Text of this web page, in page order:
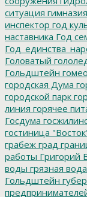
ситуация гимназия
инспектор год
наставника Год
Головатый
Гольдштейн
городская Дума
городской парк
линия горячее
Госдума
гостиница
грабеж град
работы Григорий
воды грязная вода
Гольдштейн